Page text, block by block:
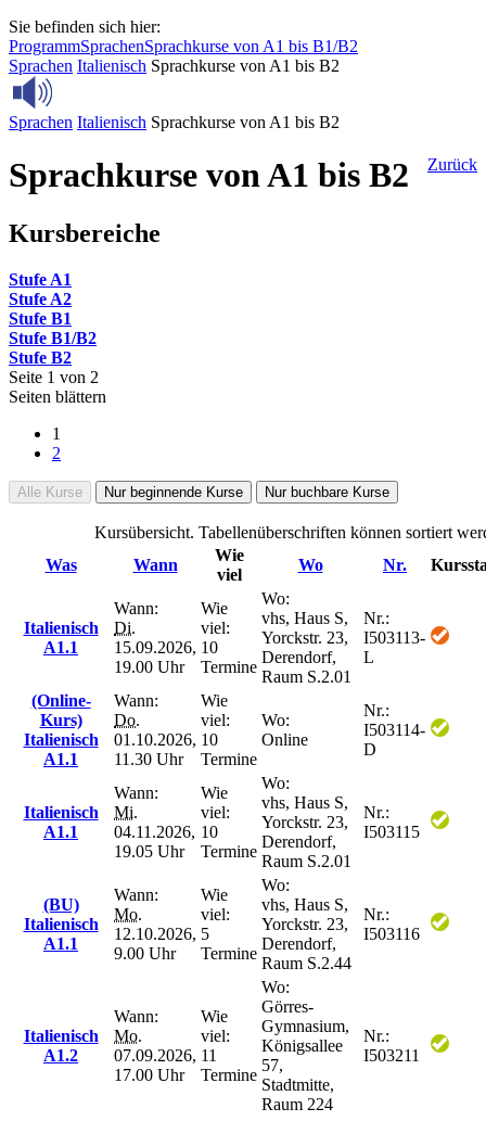
Sie befinden sich hier:
ProgrammSprachenSprachkurse von A1 bis B1/B2
Sprachen Italienisch Sprachkurse von A1 bis B2
Sprachen Italienisch Sprachkurse von A1 bis B2
Zurück
Sprachkurse von A1 bis B2
Kursbereiche
Stufe A1
Stufe A2
Stufe B1
Stufe B1/B2
Stufe B2
Seite 1 von 2
Seiten blättern
1
2
Alle Kurse Nur beginnende Kurse Nur buchbare Kurse
Kursübersicht. Tabellenüberschriften können sortiert
Was
Wann
Wie
viel
Wo Nr.
Italienisch
A1.1
Wann:
Di.
15.09.2026,
19.00 Uhr
Wie
viel:
10
Termine
Wo:
vhs, Haus S,
Yorckstr. 23,
Derendorf,
Raum S.2.01
Nr.:
I503113-
L
(Online-
Kurs)
Italienisch
A1.1
Wann:
Do.
01.10.2026,
11.30 Uhr
Wie
viel:
10
Termine
Wo:
Online
Nr.:
I503114-
D
Italienisch
A1.1
Wann:
Mi.
04.11.2026,
19.05 Uhr
Wie
viel:
10
Termine
Wo:
vhs, Haus S,
Yorckstr. 23,
Derendorf,
Raum S.2.01
Nr.:
I503115
(BU)
Italienisch
A1.1
Wann:
Mo.
12.10.2026,
9.00 Uhr
Wie
viel:
5
Termine
Wo:
vhs, Haus S,
Yorckstr. 23,
Derendorf,
Raum S.2.44
Nr.:
I503116
Italienisch
A1.2
Wann:
Mo.
07.09.2026,
17.00 Uhr
Wie
viel:
11
Termine
Wo:
Görres-
Gymnasium,
Königsallee
57,
Stadtmitte,
Raum 224
Nr.:
I503211